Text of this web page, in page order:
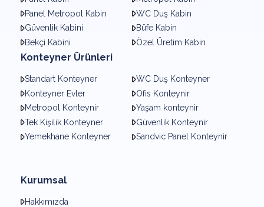
Panel Metropol Kabin
WC Duş Kabin
Güvenlik Kabini
Büfe Kabin
Bekçi Kabini
Özel Üretim Kabin
Konteyner Ürünleri
Standart Konteyner
WC Duş Konteyner
Konteyner Evler
Ofis Konteynir
Metropol Konteynir
Yaşam konteynir
Tek Kişilik Konteyner
Güvenlik Konteynir
Yemekhane Konteyner
Sandvic Panel Konteynir
Kurumsal
Hakkımızda